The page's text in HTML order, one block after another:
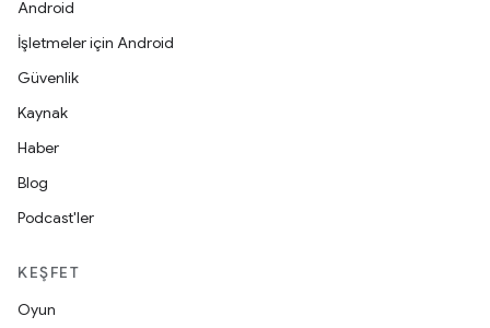
Android
İşletmeler için Android
Güvenlik
Kaynak
Haber
Blog
Podcast'ler
KEŞFET
Oyun